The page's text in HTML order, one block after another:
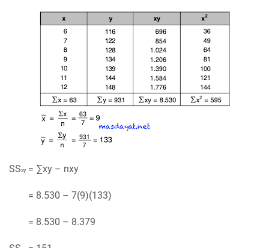
SSxy = ∑xy – nxy
= 8.530 – 7(9)(133)
= 8.530 – 8.379